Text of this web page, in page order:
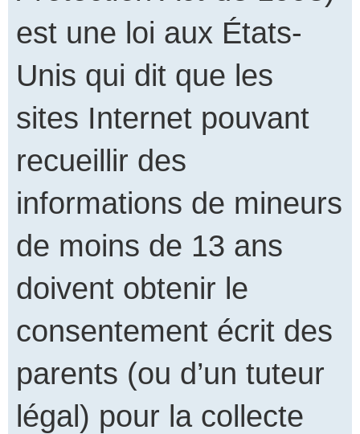
est une loi aux États-
Unis qui dit que les
sites Internet pouvant
recueillir des
informations de mineurs
de moins de 13 ans
doivent obtenir le
consentement écrit des
parents (ou d’un tuteur
légal) pour la collecte